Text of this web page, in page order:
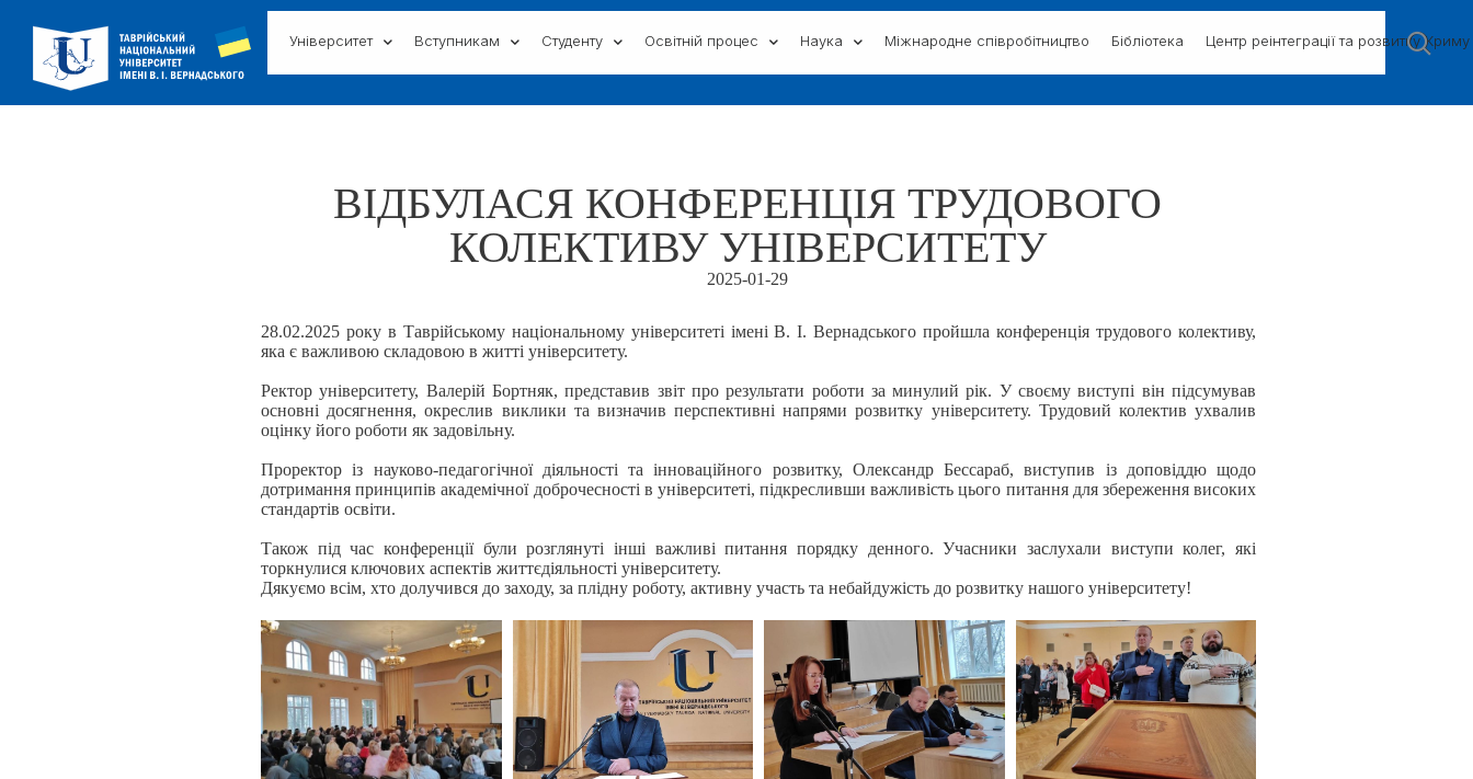
Університет Вступникам Студенту Освітній процес Наука Міжнародне співробітництво Бібліотека Центр реінтеграції та розвитку Криму
ВІДБУЛАСЯ КОНФЕРЕНЦІЯ ТРУДОВОГО
КОЛЕКТИВУ УНІВЕРСИТЕТУ
2025-01-29
28.02.2025 року в Таврійському національному університеті імені В. І. Вернадського пройшла конференція трудового колективу,
яка є важливою складовою в житті університету.
Ректор університету, Валерій Бортняк, представив звіт про результати роботи за минулий рік. У своєму виступі він підсумував
основні досягнення, окреслив виклики та визначив перспективні напрями розвитку університету. Трудовий колектив ухвалив
оцінку його роботи як задовільну.
Проректор із науково-педагогічної діяльності та інноваційного розвитку, Олександр Бессараб, виступив із доповіддю щодо
дотримання принципів академічної доброчесності в університеті, підкресливши важливість цього питання для збереження високих
стандартів освіти.
Також під час конференції були розглянуті інші важливі питання порядку денного. Учасники заслухали виступи колег, які
торкнулися ключових аспектів життєдіяльності університету.
Дякуємо всім, хто долучився до заходу, за плідну роботу, активну участь та небайдужість до розвитку нашого університету!